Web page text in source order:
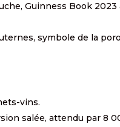
Guinness Book 2023
symbole de la
vins.
salée, attendu par 8